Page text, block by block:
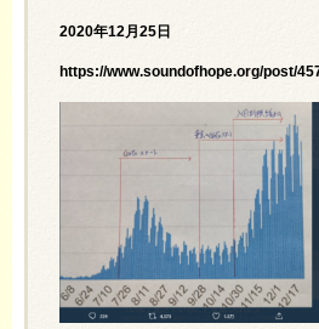
2020年12月25日
https://www.soundofhope.org/post/